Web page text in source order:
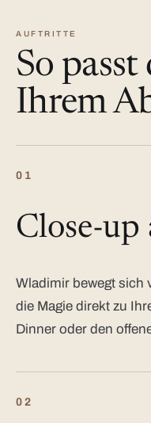
AUFTRITTE
So
Ihrem
01
Close-up
Wladimir bewegt sich
die Magie direkt zu
Dinner oder den
02